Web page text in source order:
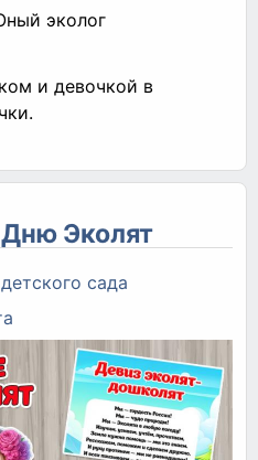
эколог
и девочкой в
Эколят
сада